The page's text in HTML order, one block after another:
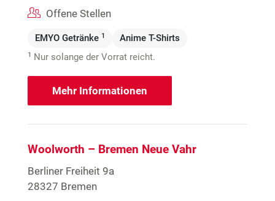
Offene Stellen
EMYO Getränke 1 Anime T-Shirts
1 Nur solange der Vorrat reicht.
Mehr Informationen
Woolworth – Bremen Neue Vahr
Berliner Freiheit 9a
28327 Bremen